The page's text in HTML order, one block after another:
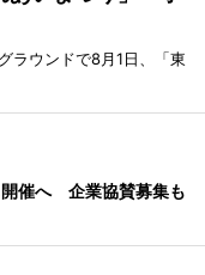
ラウンドで8月1日、「東
開催へ 企業協賛募集も